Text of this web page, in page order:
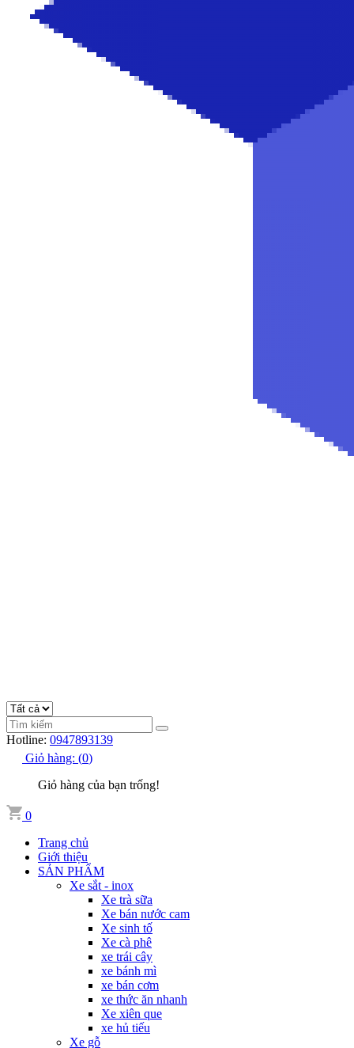
Hotline: 0947893139
Giỏ hàng: (0)
Giỏ hàng của bạn trống!
0
Trang chủ
Giới thiệu
SẢN PHẨM
Xe sắt - inox
Xe trà sữa
Xe bán nước cam
Xe sinh tố
Xe cà phê
xe trái cây
xe bánh mì
xe bán cơm
xe thức ăn nhanh
Xe xiên que
xe hủ tiếu
Xe gỗ